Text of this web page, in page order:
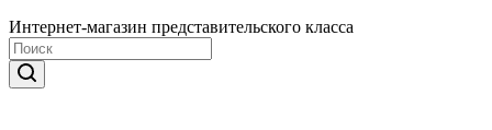
Интернет-магазин представительского класса